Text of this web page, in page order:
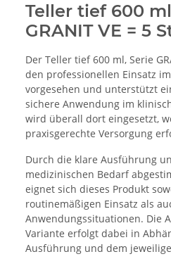
Teller tief 600
GRANIT VE = 5
Der Teller tief 600 ml, Serie
den professionellen Einsatz
vorgesehen und unterstützt
sichere Anwendung im
wird überall dort eingesetzt,
praxisgerechte Versorgung
Durch die klare Ausführung
medizinischen Bedarf
eignet sich dieses Produkt
routinemäßigen Einsatz als
Anwendungssituationen. Die
Variante erfolgt dabei in
Ausführung und dem